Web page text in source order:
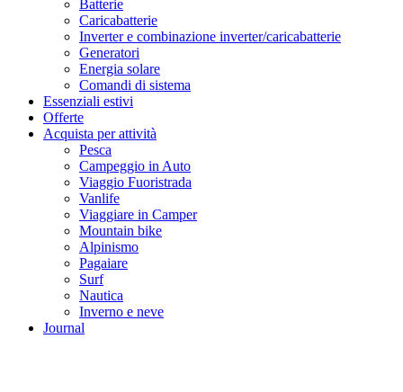
Batterie
Caricabatterie
Inverter e combinazione inverter/caricabatterie
Generatori
Energia solare
Comandi di sistema
Essenziali estivi
Offerte
Acquista per attività
Pesca
Campeggio in Auto
Viaggio Fuoristrada
Vanlife
Viaggiare in Camper
Mountain bike
Alpinismo
Pagaiare
Surf
Nautica
Inverno e neve
Journal